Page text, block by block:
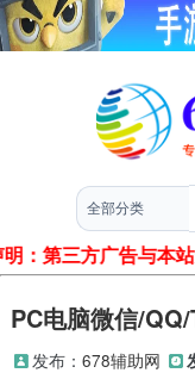
明：第三方广告与本
PC电脑微信/
发布： 678辅助网